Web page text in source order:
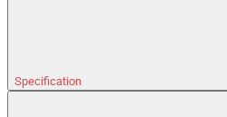
Specification